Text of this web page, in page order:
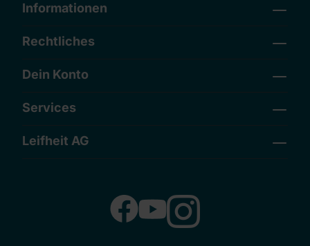
Informationen
Rechtliches
Dein Konto
Services
Leifheit AG